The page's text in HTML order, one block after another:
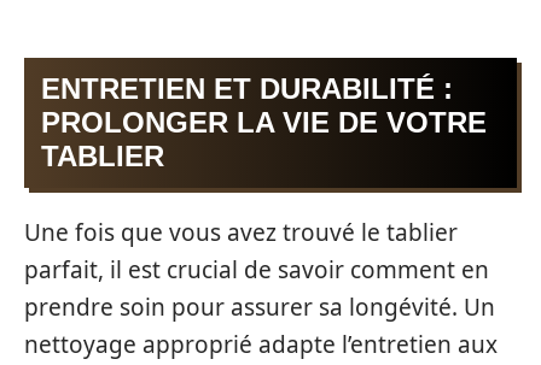
ENTRETIEN ET DURABILITÉ :
PROLONGER LA VIE DE VOTRE
TABLIER
Une fois que vous avez trouvé le tablier
parfait, il est crucial de savoir comment en
prendre soin pour assurer sa longévité. Un
nettoyage approprié adapte l’entretien aux